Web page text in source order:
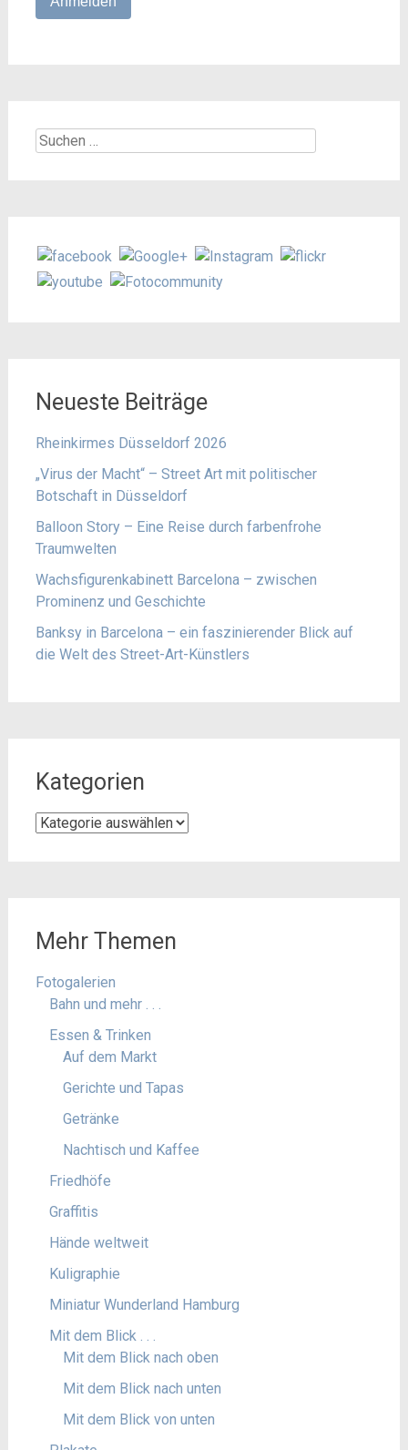
Suchen
Neueste Beiträge
Rheinkirmes Düsseldorf 2026
„Virus der Macht“ – Street Art mit politischer
Botschaft in Düsseldorf
Balloon Story – Eine Reise durch farbenfrohe
Traumwelten
Wachsfigurenkabinett Barcelona – zwischen
Prominenz und Geschichte
Banksy in Barcelona – ein faszinierender Blick auf
die Welt des Street-Art-Künstlers
Kategorien
Kategorien
Mehr Themen
Fotogalerien
Bahn und mehr . . .
Essen & Trinken
Auf dem Markt
Gerichte und Tapas
Getränke
Nachtisch und Kaffee
Friedhöfe
Graffitis
Hände weltweit
Kuligraphie
Miniatur Wunderland Hamburg
Mit dem Blick . . .
Mit dem Blick nach oben
Mit dem Blick nach unten
Mit dem Blick von unten